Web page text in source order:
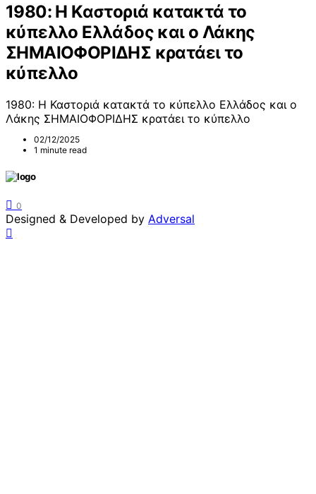
1980: Η Καστοριά κατακτά το
κύπελλο Ελλάδος και ο Λάκης
ΣΗΜΑΙΟΦΟΡΙΔΗΣ κρατάει το
κύπελλο
1980: Η Καστοριά κατακτά το κύπελλο Ελλάδος και ο
Λάκης ΣΗΜΑΙΟΦΟΡΙΔΗΣ κρατάει το κύπελλο
02/12/2025
1 minute read
0
Designed & Developed by Adversal